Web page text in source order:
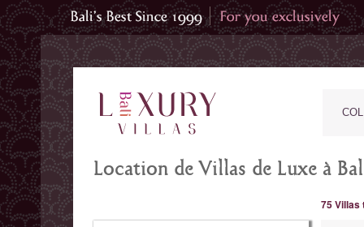
Location de Villas de Luxe à
75 Villas